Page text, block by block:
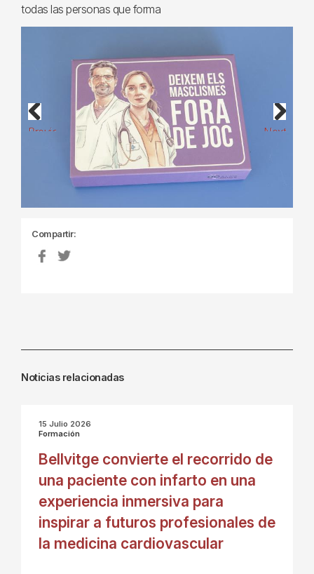
todas las personas que forma
Previous Next
Compartir:
Noticias relacionadas
15 Julio 2026
Formación
Bellvitge convierte el recorrido de
una paciente con infarto en una
experiencia inmersiva para
inspirar a futuros profesionales de
la medicina cardiovascular